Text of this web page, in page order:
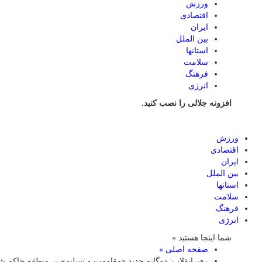
ورزش
اقتصادی
ایران
بین الملل
استانها
سلامت
فرهنگ
انرژی
افزونه جلالی را نصب کنید.
ورزش
اقتصادی
ایران
بین الملل
استانها
سلامت
فرهنگ
انرژی
شما اینجا هستید »
صفحه اصلی »